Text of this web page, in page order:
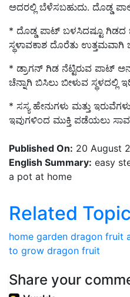
ಅದರಲ್ಲಿ ಬೆಳೆಸಬಹುದು. ದೊಡ್ಡ
* ದೊಡ್ಡ ಪಾಟ್ ಬಳಸಿದಷ್ಟೂ ಗಿಡದ
ಸ್ಥಳಾವಕಾಶ ದೊರೆತು ಉತ್ತಮವಾಗಿ
* ಡ್ರಾಗನ್ ಗಿಡ ನೆಟ್ಟಿರುವ ಪಾಟ್
ಚೆನ್ನಾಗಿ ಬಿಸಿಲು ಬೀಳುವ
* ಸಸ್ಯ ಹೇನುಗಳು ಮತ್ತು
ಇವುಗಳಿಂದ ಮುಕ್ತಿ ಪಡೆಯಲು
Published On: 20 August
English Summary: easy
a pot at home
Related
home garden dragon fruit
to grow dragon fruit
Share your